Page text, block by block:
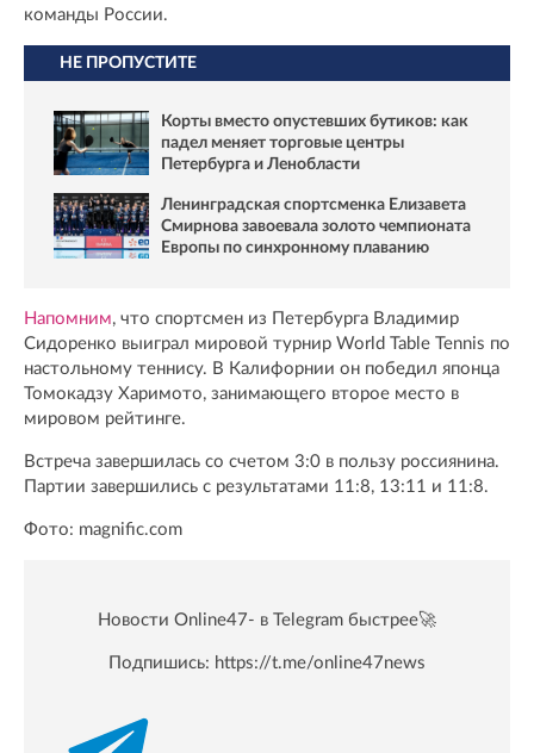
команды России.
НЕ ПРОПУСТИТЕ
Корты вместо опустевших бутиков: как
падел меняет торговые центры
Петербурга и Ленобласти
Ленинградская спортсменка Елизавета
Смирнова завоевала золото чемпионата
Европы по синхронному плаванию
Напомним, что спортсмен из Петербурга Владимир
Сидоренко выиграл мировой турнир World Table Tennis по
настольному теннису. В Калифорнии он победил японца
Томокадзу Харимото, занимающего второе место в
мировом рейтинге.
Встреча завершилась со счетом 3:0 в пользу россиянина.
Партии завершились с результатами 11:8, 13:11 и 11:8.
Фото: magnific.com
Новости Online47- в Telegram быстрее🚀
Подпишись: https://t.me/online47news